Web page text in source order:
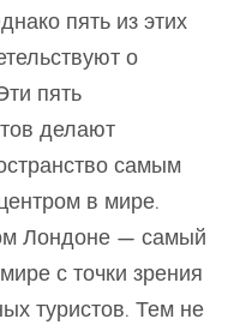
пять из этих
о
пять
делают
самым
в мире.
Лондоне — самый
с точки зрения
туристов. Тем не